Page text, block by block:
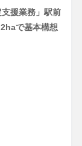
支援業務」駅前
で基本構想